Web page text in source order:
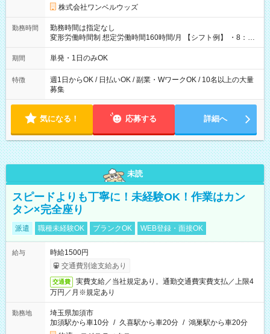
株式会社ワンベルウッズ
勤務時間
勤務時間は指定なし
変形労働時間制 想定労働時間160時間/月 【シフト例】 ・8：00
～21：00
期間 単発・1日のみOK
特徴
週1日からOK / 日払いOK / 副業・WワークOK / 10名以上の大量
募集
気になる！ 応募する 詳細へ
未読
スピードよりも丁寧に！未経験OK！作業はカン
タン×完全座り
派遣 職種未経験OK ブランクOK WEB登録・面接OK
給与
時給1500円
交通費別途支給あり
交通費
実費支給／当社規定あり。通勤交通費実費支払／上限4
万円／月※規定あり
勤務地
埼玉県加須市
加須駅から車10分 / 久喜駅から車20分 / 鴻巣駅から車20分